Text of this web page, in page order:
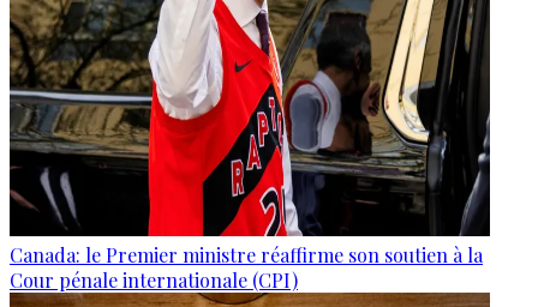
Canada: le Premier ministre réaffirme son soutien à la
Cour pénale internationale (CPI)